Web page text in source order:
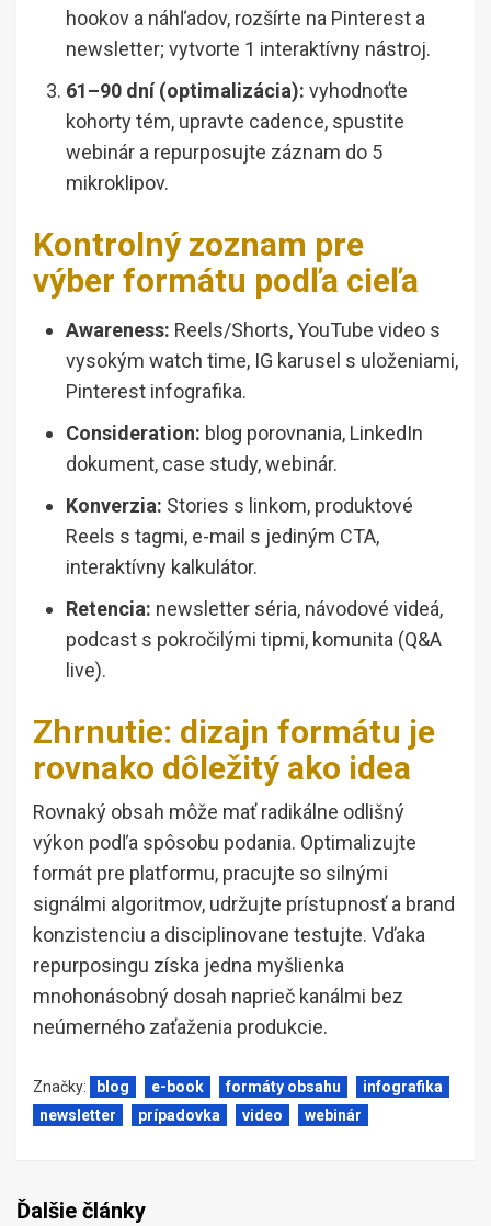
hookov a náhľadov, rozšírte na Pinterest a
newsletter; vytvorte 1 interaktívny nástroj.
61–90 dní (optimalizácia): vyhodnoťte
kohorty tém, upravte cadence, spustite
webinár a repurposujte záznam do 5
mikroklipov.
Kontrolný zoznam pre
výber formátu podľa cieľa
Awareness: Reels/Shorts, YouTube video s
vysokým watch time, IG karusel s uloženiami,
Pinterest infografika.
Consideration: blog porovnania, LinkedIn
dokument, case study, webinár.
Konverzia: Stories s linkom, produktové
Reels s tagmi, e-mail s jediným CTA,
interaktívny kalkulátor.
Retencia: newsletter séria, návodové videá,
podcast s pokročilými tipmi, komunita (Q&A
live).
Zhrnutie: dizajn formátu je
rovnako dôležitý ako idea
Rovnaký obsah môže mať radikálne odlišný
výkon podľa spôsobu podania. Optimalizujte
formát pre platformu, pracujte so silnými
signálmi algoritmov, udržujte prístupnosť a brand
konzistenciu a disciplinovane testujte. Vďaka
repurposingu získa jedna myšlienka
mnohonásobný dosah naprieč kanálmi bez
neúmerného zaťaženia produkcie.
Značky: blog e-book formáty obsahu
infografika
newsletter
prípadovka video webinár
Ďalšie články